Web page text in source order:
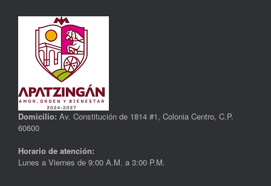
Domicilio: Av. Constitución de 1814 #1, Colonia Centro, C.P.
60600
Horario de atención:
Lunes a Viernes de 9:00 A.M. a 3:00 P.M.